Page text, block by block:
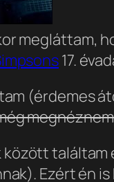
megláttam,
17.
(érdemes
között
Ezért én